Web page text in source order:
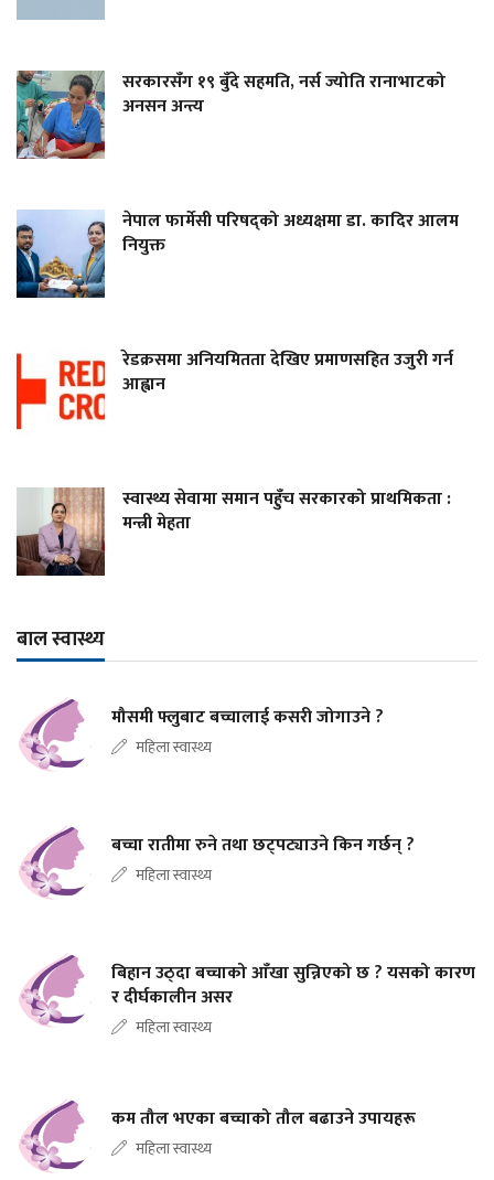
सरकारसँग १९ बुँदे सहमति, नर्स ज्योति रानाभाटको
अनसन अन्त्य
नेपाल फार्मेसी परिषद्को अध्यक्षमा डा. कादिर आलम
नियुक्त
रेडक्रसमा अनियमितता देखिए प्रमाणसहित उजुरी गर्न
आह्वान
स्वास्थ्य सेवामा समान पहुँच सरकारको प्राथमिकता :
मन्त्री मेहता
बाल स्वास्थ्य
मौसमी फ्लुबाट बच्चालाई कसरी जोगाउने ?
महिला स्वास्थ्य
बच्चा रातीमा रुने तथा छट्पट्याउने किन गर्छन् ?
महिला स्वास्थ्य
बिहान उठ्दा बच्चाको आँखा सुन्निएको छ ? यसको कारण
र दीर्घकालीन असर
महिला स्वास्थ्य
कम तौल भएका बच्चाको तौल बढाउने उपायहरू
महिला स्वास्थ्य